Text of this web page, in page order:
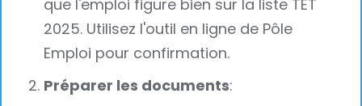
que l'emploi figure bien sur la liste TET
2025. Utilisez l'outil en ligne de Pôle
Emploi pour confirmation.
Préparer les documents: